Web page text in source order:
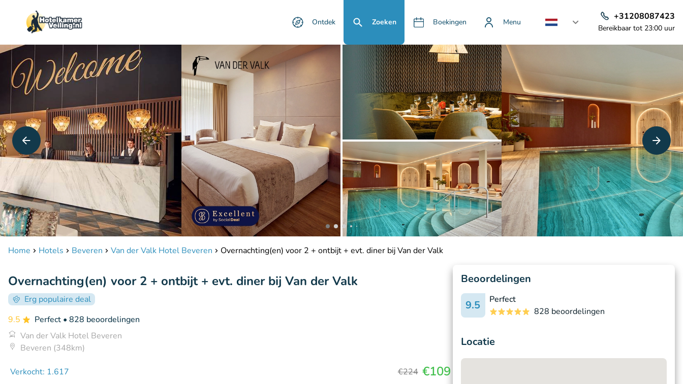
Ontdek Zoeken Boekingen Menu
+31208087423
Bereikbaar tot 23:00 uur
Home Hotels Beveren Van der Valk Hotel Beveren Overnachting(en) voor 2 + ontbijt + evt. diner bij Van der Valk
Overnachting(en) voor 2 + ontbijt + evt. diner bij Van der Valk
Erg populaire deal
9.5
Perfect • 828 beoordelingen
Van der Valk Hotel Beveren
Beveren (348km)
Verkocht: 1.617 €224 €109
Beoordelingen
9.5
Perfect
828 beoordelingen
Locatie